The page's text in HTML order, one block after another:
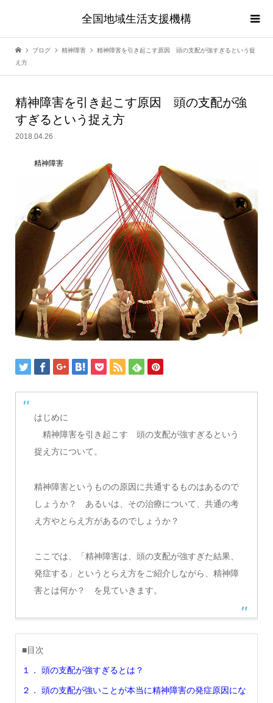
全国地域生活支援機構
ブログ 精神障害
精神障害を引き起こす原因 頭の支配が強すぎるという捉
え方
精神障害を引き起こす原因 頭の支配が強
すぎるという捉え方
2018.04.26
精神障害
はじめに
精神障害を引き起こす 頭の支配が強すぎるという
捉え方について。
精神障害というものの原因に共通するものはあるので
しょうか？ あるいは、その治療について、共通の考
え方やとらえ方があるのでしょうか？
ここでは、「精神障害は、頭の支配が強すぎた結果、
発症する」というとらえ方をご紹介しながら、精神障
害とは何か？ を見ていきます。
■目次
１． 頭の支配が強すぎるとは？
２． 頭の支配が強いことが本当に精神障害の発症原因にな